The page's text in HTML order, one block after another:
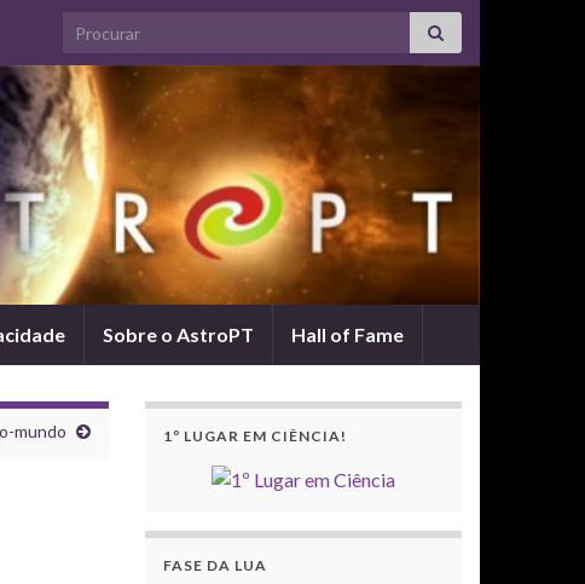
Search for:
Sobre o AstroPT Hall of Fame
mundo 1º LUGAR EM CIÊNCIA!
FASE DA LUA